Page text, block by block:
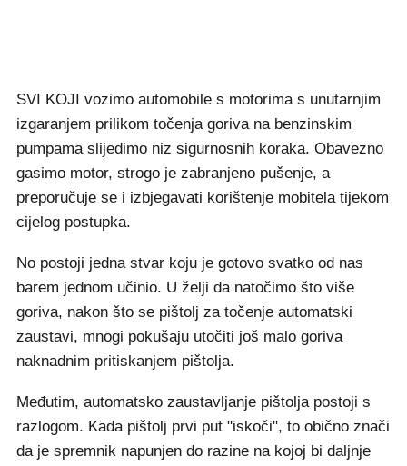
SVI KOJI vozimo automobile s motorima s unutarnjim
izgaranjem prilikom točenja goriva na benzinskim
pumpama slijedimo niz sigurnosnih koraka. Obavezno
gasimo motor, strogo je zabranjeno pušenje, a
preporučuje se i izbjegavati korištenje mobitela tijekom
cijelog postupka.
No postoji jedna stvar koju je gotovo svatko od nas
barem jednom učinio. U želji da natočimo što više
goriva, nakon što se pištolj za točenje automatski
zaustavi, mnogi pokušaju utočiti još malo goriva
naknadnim pritiskanjem pištolja.
Međutim, automatsko zaustavljanje pištolja postoji s
razlogom. Kada pištolj prvi put "iskoči", to obično znači
da je spremnik napunjen do razine na kojoj bi daljnje